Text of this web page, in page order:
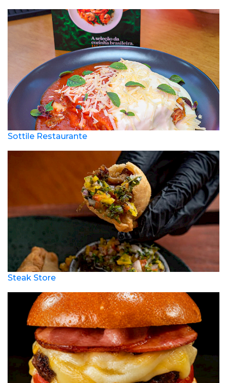
Sottile Restaurante
Steak Store